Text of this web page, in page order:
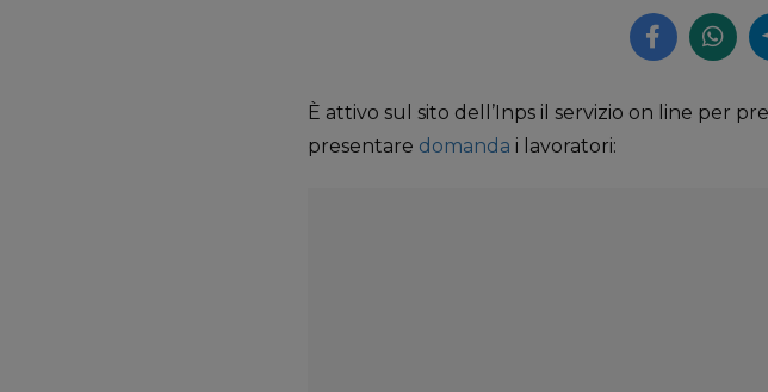
È attivo sul sito dell’Inps il servizio on line per
presentare domanda i lavoratori: